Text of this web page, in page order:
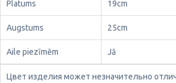
Platums 19cm
Augstums 25cm
Aile piezīmēm Jā
Цвет изделия может незначительно